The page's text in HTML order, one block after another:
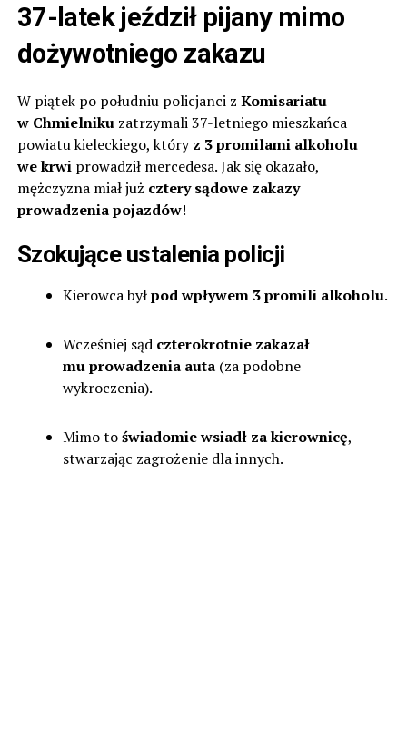
37-latek jeździł pijany mimo
dożywotniego zakazu
W piątek po południu policjanci z Komisariatu
w Chmielnikuzatrzymali 37-letniego mieszkańca
powiatu kieleckiego, któryz 3 promilami alkoholu
we krwiprowadził mercedesa. Jak się okazało,
mężczyzna miał już cztery sądowe zakazy
prowadzenia pojazdów!
Szokujące ustalenia policji
Kierowca byłpod wpływem 3 promili alkoholu.
Wcześniej sąd czterokrotnie zakazał
mu prowadzenia auta(za podobne
wykroczenia).
Mimo toświadomie wsiadł za kierownicę,
stwarzając zagrożenie dla innych.